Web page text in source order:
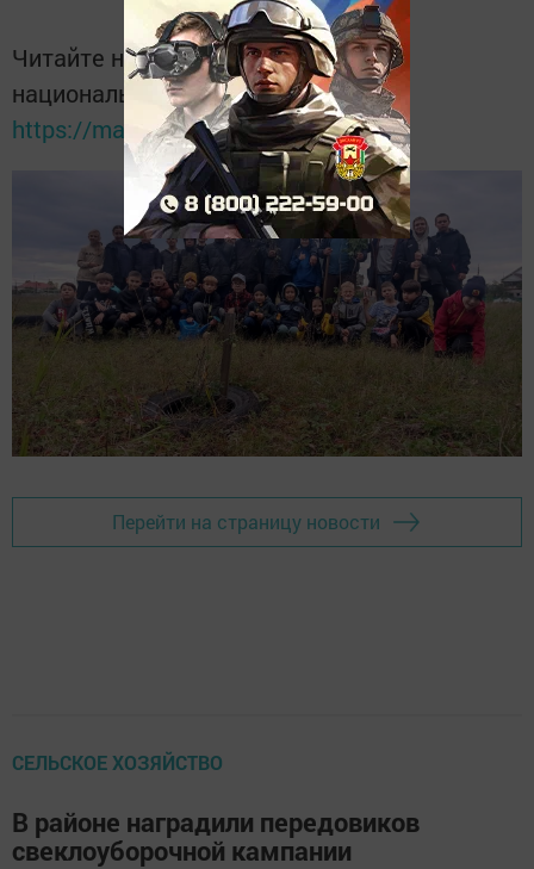
Читайте новости Татарстана в
национальном мессенджере MАХ:
https://max.ru/tatmedia
Перейти на страницу новости
СЕЛЬСКОЕ ХОЗЯЙСТВО
В районе наградили передовиков
свеклоуборочной кампании